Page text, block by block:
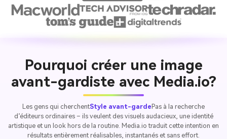
Pourquoi créer une image
avant-gardiste avec Media.io?
Les gens qui cherchentStyle avant-garde Pas à la recherche
d’éditeurs ordinaires – ils veulent des visuels audacieux, une identité
artistique et un look hors de la routine. Media.io traduit cette intention en
résultats entièrement réalisables, instantanés et sans effort.